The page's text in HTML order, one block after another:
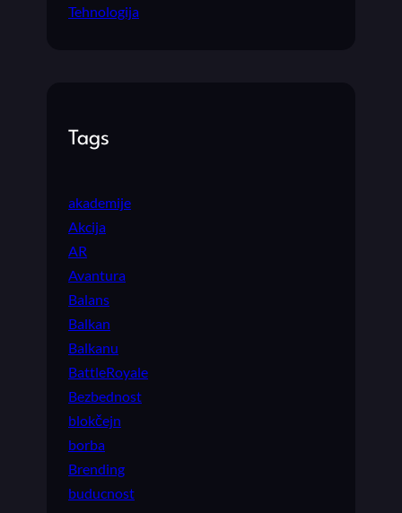
Tehnologija
Tags
akademije
Akcija
AR
Avantura
Balans
Balkan
Balkanu
BattleRoyale
Bezbednost
blokčejn
borba
Brending
buducnost